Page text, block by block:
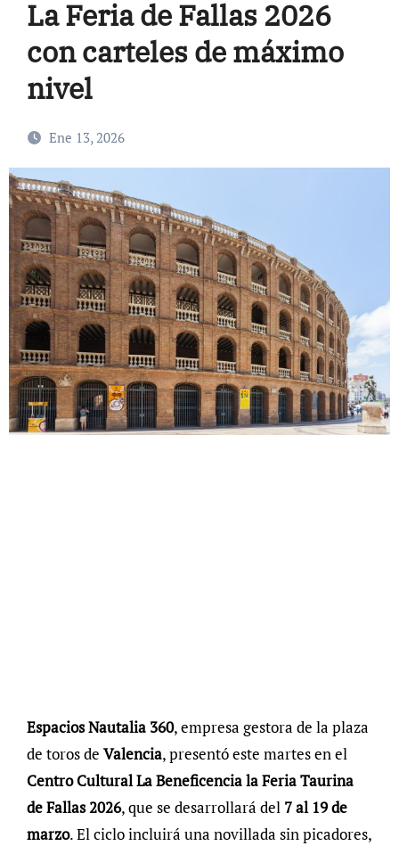
La Feria de Fallas 2026
con carteles de máximo
nivel
Ene 13, 2026
Espacios Nautalia 360, empresa gestora de la plaza
de toros de Valencia, presentó este martes en el
Centro Cultural La Beneficencia la Feria Taurina
de Fallas 2026, que se desarrollará del 7 al 19 de
marzo. El ciclo incluirá una novillada sin picadores,